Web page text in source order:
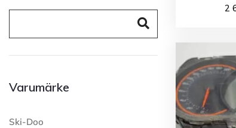
Varumärke
Ski-Doo
2